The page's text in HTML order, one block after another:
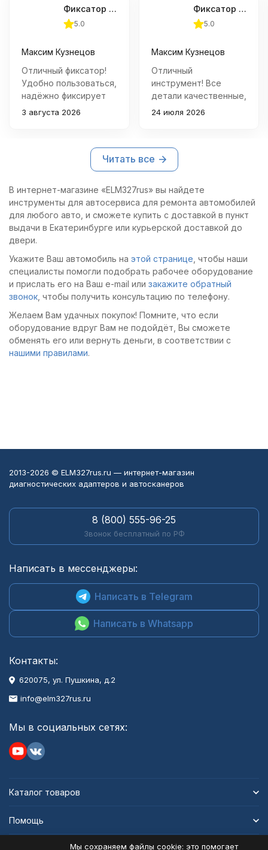
Фиксатор шкива распредвала (Subaru) JTC-4409
5.0
Максим Кузнецов
Отличный фиксатор!
Удобно пользоваться,
надёжно фиксирует
шкив распредвала
3 августа 2026
Фиксатор распредвала для установки фаз ГРМ (Renault) JTC-4925
5.0
Максим Кузнецов
Отличный
инструмент! Все
детали качественные,
хорошо подогнаны
быстро и без
проблем.
24 июля 2026
Читать все
В интернет-магазине «ELM327rus» вы найдете
инструменты для автосервиса для ремонта автомобилей
для любого авто, и сможете купить с доставкой в пункт
выдачи в Екатеринбурге или курьерской доставкой до
двери.
Укажите Ваш автомобиль на этой странице , чтобы наши
специалисты помогли подобрать рабочее оборудование
и прислать его на Ваш e-mail или закажите обратный
звонок , чтобы получить консультацию по телефону.
Желаем Вам удачных покупок! Помните, что если
оборудование вдруг Вам не подойдёт, Вы сможете
обменять его или вернуть деньги, в соответствии с
нашими правилами.
2013-2026 © ELM327rus.ru — интернет-магазин
диагностических адаптеров и автосканеров
8 (800) 555-96-25
Звонок бесплатный по РФ
Написать в мессенджеры:
Написать в Telegram
Написать в Whatsapp
Контакты:
620075, ул. Пушкина, д.2
info@elm327rus.ru
Мы в социальных сетях:
Каталог товаров
Помощь
Мы сохраняем файлы cookie: это помогает